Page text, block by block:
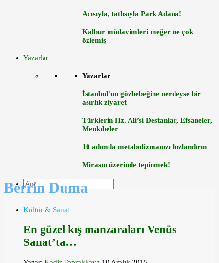
Acısıyla, tatlısıyla Park Adana!
Kalbur müdavimleri meğer ne çok
özlemiş
Yazarlar
Yazarlar
İstanbul’un gözbebeğine nerdeyse bir
asırlık ziyaret
Türklerin Hz. Ali’si Destanlar, Efsaneler,
Menkıbeler
10 adımda metabolizmanızı hızlandırın
Mirasın üzerinde tepinmek!
Berrin Duma
Kültür & Sanat
En güzel kış manzaraları Venüs
Sanat’ta…